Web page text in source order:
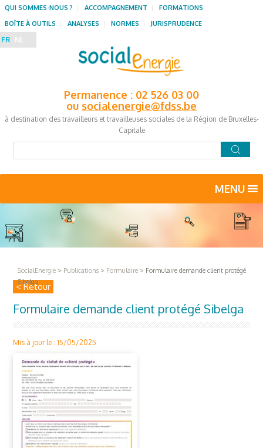
Permanence : 02 526 03 00
ou socialenergie@fdss.be
à destination des travailleurs et travailleuses sociales de la Région de Bruxelles-
Capitale
QUI SOMMES-NOUS ? ACCOMPAGNEMENT
FORMATIONS
BOÎTE À OUTILS
ANALYSES NORMES JURISPRUDENCE
FR NL
MENU
SocialEnergie > Publications > Formulaire > Formulaire demande client protégé
Sibelga
< Retour
Formulaire demande client protégé Sibelga
Mis à jour le : 15/05/2025